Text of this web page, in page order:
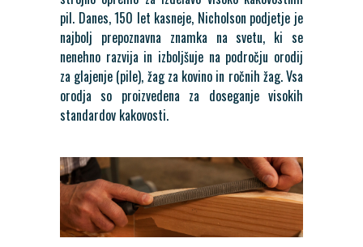
pil. Danes, 150 let kasneje, Nicholson podjetje je
najbolj prepoznavna znamka na svetu, ki se
nenehno razvija in izboljšuje na področju orodij
za glajenje (pile), žag za kovino in ročnih žag. Vsa
orodja so proizvedena za doseganje visokih
standardov kakovosti.